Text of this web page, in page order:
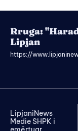
Rruga:
Lipjan
https://
LipjaniNews
Medie SHPK i